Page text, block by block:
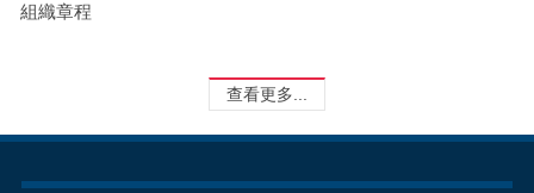
組織章程
查看更多...